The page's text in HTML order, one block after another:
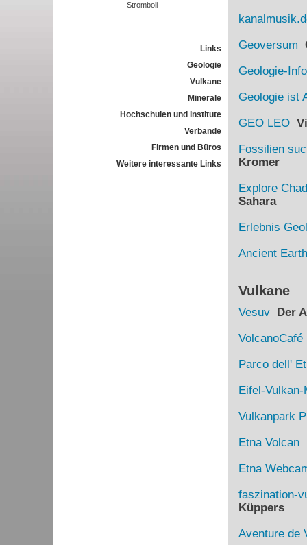
Stromboli
Links
Geologie
Vulkane
Minerale
Hochschulen und Institute
Verbände
Firmen und Büros
Weitere interessante Links
Geoversum
Geologie-Info
Geologie ist
GEO LEO
Fossilien
Kromer
Explore Chad
Sahara
Erlebnis
Ancient
Vulkane
VesuvDer
VolcanoCafé
Parco dell'
Eifel-Vulkan-
Vulkanpark
Etna Volcan
Etna
faszination-
Küppers
Aventure de